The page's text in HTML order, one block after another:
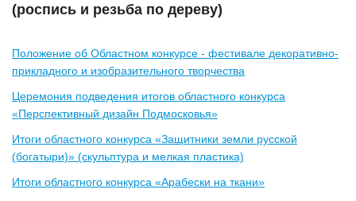
(роспись и резьба по дереву)
Положение об Областном конкурсе - фестивале декоративно-
прикладного и изобразительного творчества
Церемония подведения итогов областного конкурса
«Перспективный дизайн Подмосковья»
Итоги областного конкурса «Защитники земли русской
(богатыри)» (скульптура и мелкая пластика)
Итоги областного конкурса «Арабески на ткани»